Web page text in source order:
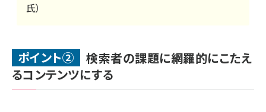
氏）
ポイント②
検索者の課題に網羅的にこたえ
るコンテンツにする